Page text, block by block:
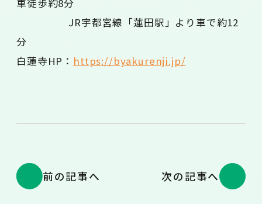
車徒歩約8分
JR宇都宮線「蓮田駅」より車で約12
分
白蓮寺HP： https://byakurenji.jp/
前の記事へ 次の記事へ